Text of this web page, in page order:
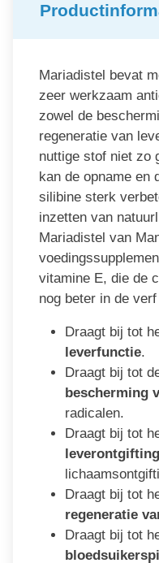
Mariadistel bevat
zeer werkzaam
zowel de
regeneratie van
nuttige stof niet zo
kan de opname en
silibine sterk
inzetten van
Mariadistel van
vitamine E, die de
nog beter in de
Draagt bij tot
leverfunctie.
Draagt bij tot
bescherming
radicalen.
Draagt bij tot
leverontgifting
Draagt bij tot
regeneratie
Draagt bij tot